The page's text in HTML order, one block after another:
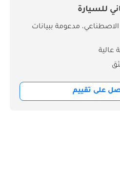
للسيارة
مدعومة ببيانات
عالية
على تقييم